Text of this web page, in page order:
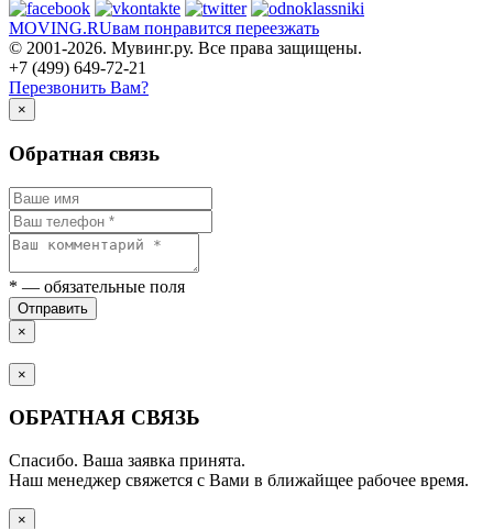
MOVING.RUвам понравится переезжать
© 2001-2026. Мувинг.ру. Все права защищены.
+7 (499) 649-72-21
Перезвонить Вам?
×
Обратная связь
* — обязательные поля
Отправить
×
×
ОБРАТНАЯ СВЯЗЬ
Спасибо. Ваша заявка принята.
Наш менеджер свяжется с Вами в ближайщее рабочее время.
×